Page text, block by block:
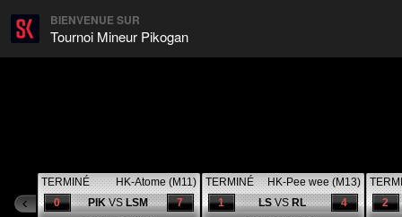
BIENVENUE SUR
Tournoi Mineur Pikogan
TERMINÉ
HK-Atome (M11)
7
0 PIKVSLSM
TERMINÉ
HK-Pee wee (M13)
4
1 LSVSRL
2